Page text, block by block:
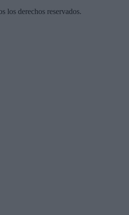
los derechos reservados.